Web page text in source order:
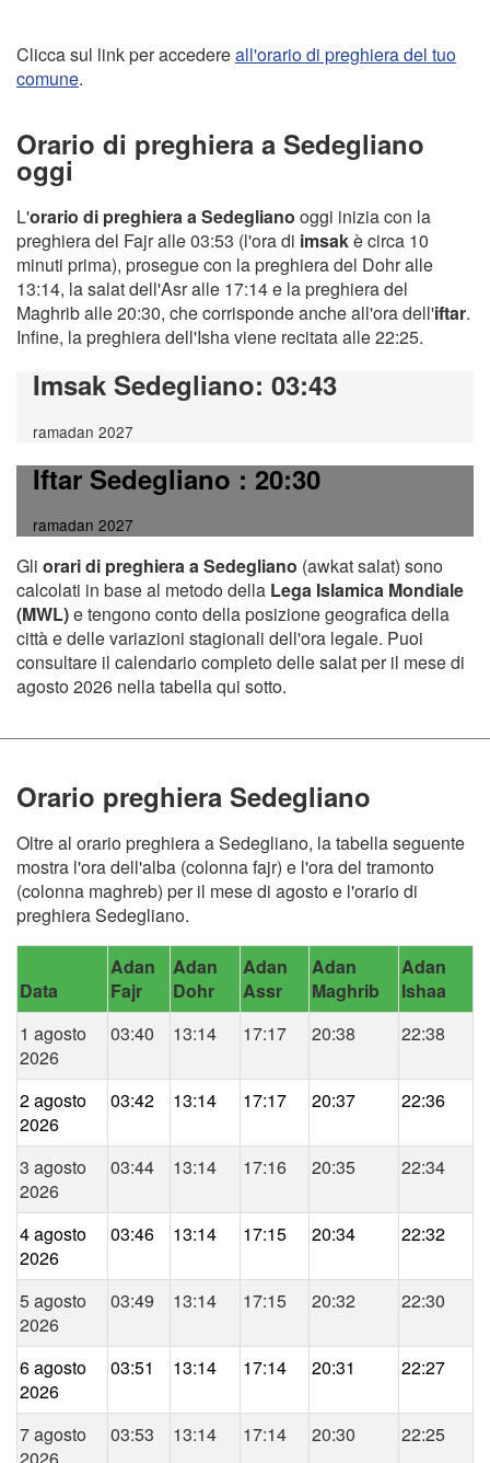
Clicca sul link per accedereall'orario di preghiera del tuo
comune.
Orario di preghiera a Sedegliano
oggi
L'orario di preghiera a Sedegliano oggi inizia con la
preghiera del Fajr alle 03:53 (l'ora di imsakè circa 10
minuti prima), prosegue con la preghiera del Dohr alle
13:14, la salat dell'Asr alle 17:14 e la preghiera del
Maghrib alle 20:30, che corrisponde anche all'ora dell'iftar.
Infine, la preghiera dell'Isha viene recitata alle 22:25.
Imsak Sedegliano: 03:43
ramadan 2027
Iftar Sedegliano: 20:30
ramadan 2027
Gli orari di preghiera a Sedegliano (awkat salat) sono
calcolati in base al metodo della Lega Islamica Mondiale
(MWL)e tengono conto della posizione geografica della
città e delle variazioni stagionali dell'ora legale. Puoi
consultare il calendario completo delle salat per il mese di
agosto 2026 nella tabella qui sotto.
Orario preghiera Sedegliano
Oltre al orario preghiera a Sedegliano, la tabella seguente
mostra l'ora dell'alba (colonna fajr) e l'ora del tramonto
(colonna maghreb) per il mese di agosto e l'orario di
preghiera Sedegliano.
Data
Adan
Fajr
Adan
Dohr
Adan
Assr
Adan
Maghrib
Adan
Ishaa
1 agosto
2026
03:40 13:14 17:17 20:38 22:38
2 agosto
2026
03:42 13:14 17:17 20:37 22:36
3 agosto
2026
03:44 13:14 17:16 20:35 22:34
4 agosto
2026
03:46 13:14 17:15 20:34 22:32
5 agosto
2026
03:49 13:14 17:15 20:32 22:30
6 agosto
2026
03:51 13:14 17:14 20:31 22:27
7 agosto
03:53 13:14 17:14 20:30 22:25